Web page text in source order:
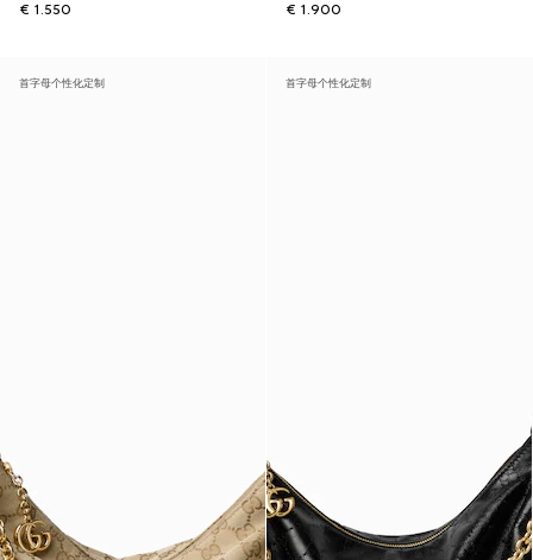
€ 1.550
€ 1.900
首字母个性化定制 首字母个性化定制